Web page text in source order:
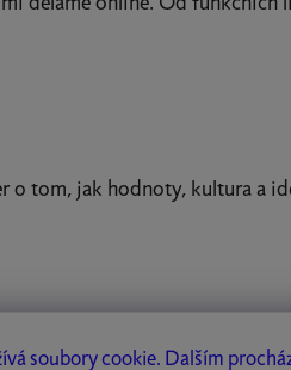
soubory cookie. Dalším
o tom, jak hodnoty, kultura a
chování i mikrotrendy,